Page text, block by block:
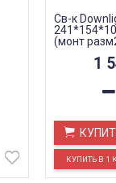
Св-к
(монт
1